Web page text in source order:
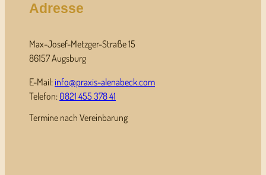
Adresse
Max-Josef-Metzger-Straße 15
86157 Augsburg
E-Mail: info@praxis-alenabeck.com
Telefon: 0821 455 378 41
Termine nach Vereinbarung